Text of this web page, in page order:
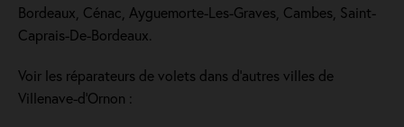
Bordeaux, Cénac, Ayguemorte-Les-Graves, Cambes, Saint-
Caprais-De-Bordeaux.
Voir les réparateurs de volets dans d’autres villes de
Villenave-d’Ornon :